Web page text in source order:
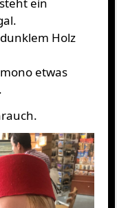
ein
Holz
etwas